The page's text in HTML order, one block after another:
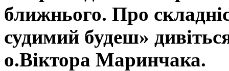
ближнього. Про
судимий будеш»
о.Віктора Маринчака.